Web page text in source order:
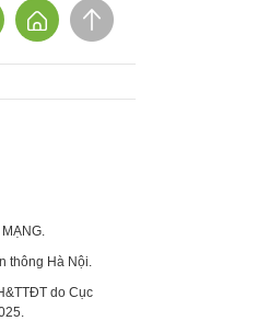
thông Hà Nội.
do Cục